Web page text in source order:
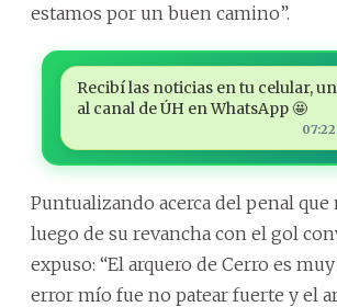
estamos por un buen camino”.
Recibí las noticias en tu celular,
al canal de ÚH en WhatsApp 🤩
07:22
Puntualizando acerca del penal que
luego de su revancha con el gol
expuso: “El arquero de Cerro es
error mío fue no patear fuerte y el